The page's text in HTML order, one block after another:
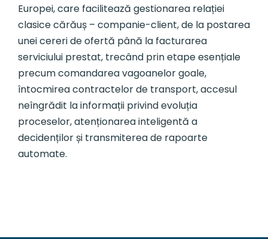
Europei, care facilitează gestionarea relației
clasice cărăuș – companie-client, de la postarea
unei cereri de ofertă până la facturarea
serviciului prestat, trecând prin etape esențiale
precum comandarea vagoanelor goale,
întocmirea contractelor de transport, accesul
neîngrădit la informații privind evoluția
proceselor, atenționarea inteligentă a
decidenților și transmiterea de rapoarte
automate.